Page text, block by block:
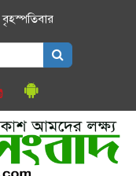
বৃহস্পতিবার